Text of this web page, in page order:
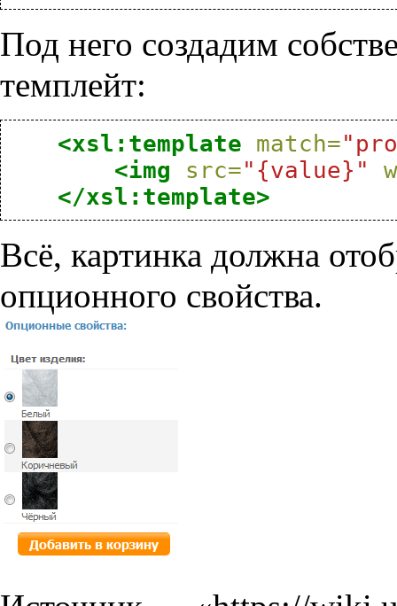
Под него создадим
темплейт:
<xsl:template match=
<img
src="{value}"
</xsl:template>
Всё, картинка должна
опционного свойства.